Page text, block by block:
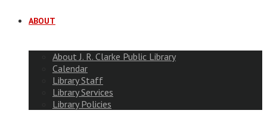
ABOUT
About J. R. Clarke Public Library
Calendar
Library Staff
Library Services
Library Policies